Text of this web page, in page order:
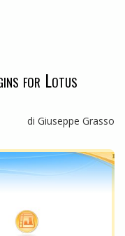
for Lotus
di Giuseppe Grasso